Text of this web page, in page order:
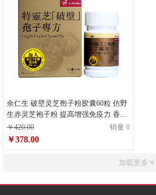
余仁生 破壁灵芝孢子粉胶囊60粒 仿野
生赤灵芝袍子粉 提高增强免疫力 香港
进口 滋补营养保健品
￥420.00 销量 0
￥378.00
加载更多